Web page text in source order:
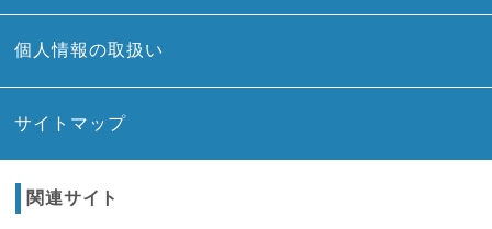
個人情報の取扱い
サイトマップ
関連サイト